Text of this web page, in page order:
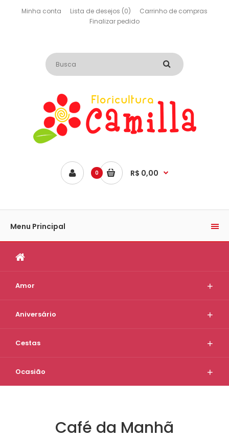
Minha conta Lista de desejos (0)
Carrinho de compras
Finalizar pedido
0 R$ 0,00
Menu Principal
Amor
Aniversário
Cestas
Ocasião
Café da Manhã